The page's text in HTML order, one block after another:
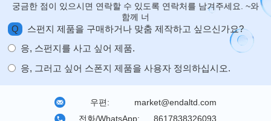
궁금한 점이 있으시면 연락할 수 있도록 연락처를 남겨주세요. ~와
함께 너
Q
스펀지 제품을 구매하거나 맞춤 제작하고 싶으신가요?
응, 스펀지를 사고 싶어 제품.
응, 그러고 싶어 스폰지 제품을 사용자 정의하십시오.
우편:
market@endaltd.com
전화/WhatsApp:
8617838326093